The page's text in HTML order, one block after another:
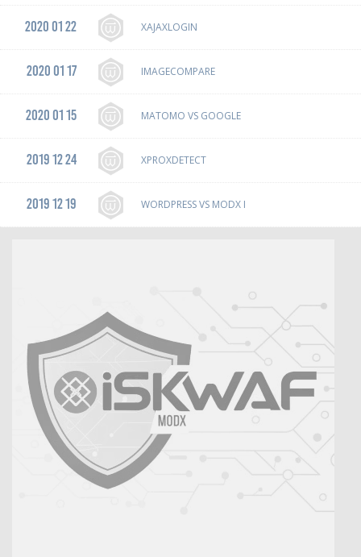
2020 01 22 XAJAXLOGIN
2020 01 17 IMAGECOMPARE
2020 01 15 MATOMO VS GOOGLE
2019 12 24 XPROXDETECT
2019 12 19 WORDPRESS VS MODX I